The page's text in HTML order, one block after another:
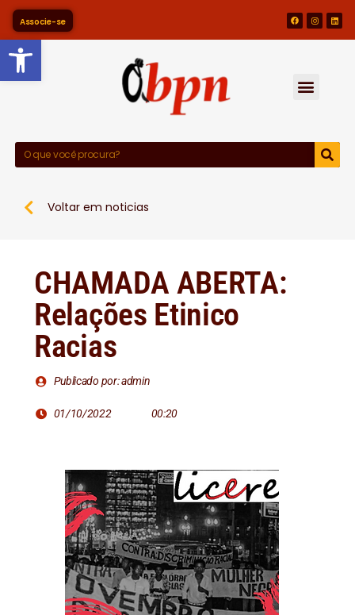
Barra de Ferramentas
Associe-se
Voltar em noticias
CHAMADA ABERTA:
Relações Etinico
Racias
Publicado por: admin
01/10/2022 00:20